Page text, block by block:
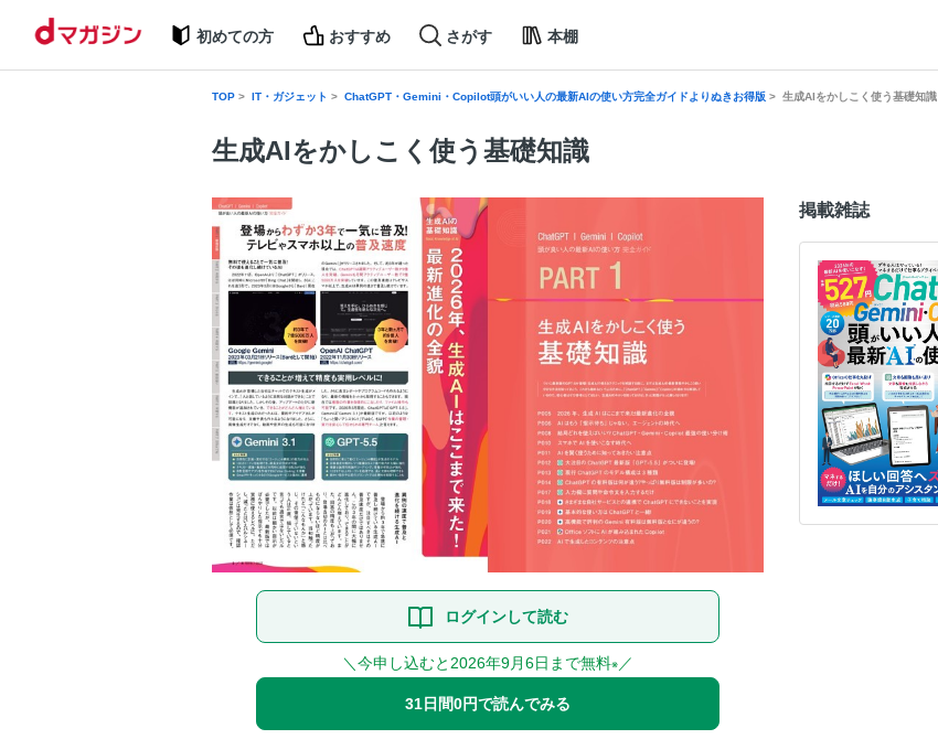
初めての方 おすすめ さがす 本棚
TOP IT・ガジェット ChatGPT・Gemini・Copilot頭がいい人の最新AIの使い方完全ガイドよりぬきお得版 生成AIをかしこく使う基礎知識
生成AIをかしこく使う基礎知識
ログインして読む
＼今申し込むと2026年9月6日まで無料※ ／
31日間0円で読んでみる
掲載雑誌